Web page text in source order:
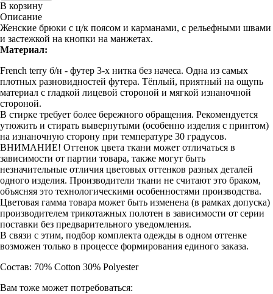
В корзину
Описание
Женские брюки с ц/к поясом и карманами, с рельефными швами
и застежкой на кнопки на манжетах.
Материал:
French terry б/н - футер 3-х нитка без начеса. Одна из самых
плотных разновидностей футера. Тёплый, приятный на ощупь
материал с гладкой лицевой стороной и мягкой изнаночной
стороной.
В стирке требует более бережного обращения. Рекомендуется
утюжить и стирать вывернутыми (особенно изделия с принтом)
на изнаночную сторону при температуре 30 градусов.
ВНИМАНИЕ! Оттенок цвета ткани может отличаться в
зависимости от партии товара, также могут быть
незначительные отличия цветовых оттенков разных деталей
одного изделия. Производители ткани не считают это браком,
объясняя это технологическими особенностями производства.
Цветовая гамма товара может быть изменена (в рамках допуска)
производителем трикотажных полотен в зависимости от серии
поставки без предварительного уведомления.
В связи с этим, подбор комплекта одежды в одном оттенке
возможен только в процессе формирования единого заказа.
Состав: 70% Cotton 30% Polyester
Вам тоже может потребоваться: